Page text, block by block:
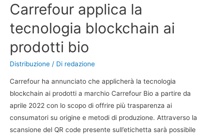
Carrefour applica la
tecnologia blockchain ai
prodotti bio
Distribuzione / Di redazione
Carrefour ha annunciato che applicherà la tecnologia
blockchain ai prodotti a marchio Carrefour Bio a partire da
aprile 2022 con lo scopo di offrire più trasparenza ai
consumatori su origine e metodi di produzione. Attraverso la
scansione del QR code presente sull’etichetta sarà possibile